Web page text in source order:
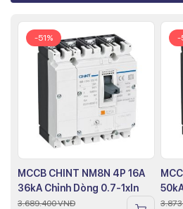
-51%
MCCB CHINT NM8N 4P 16A
36kA Chỉnh Dòng 0.7-1xIn
3.689.400VNĐ
-